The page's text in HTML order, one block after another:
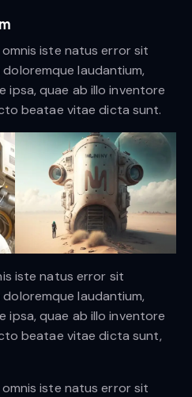
iste natus error sit
laudantium,
ipsa, quae ab illo inventore
beatae vitae dicta sunt.
iste natus error sit
laudantium,
ipsa, quae ab illo inventore
beatae vitae dicta sunt,
iste natus error sit